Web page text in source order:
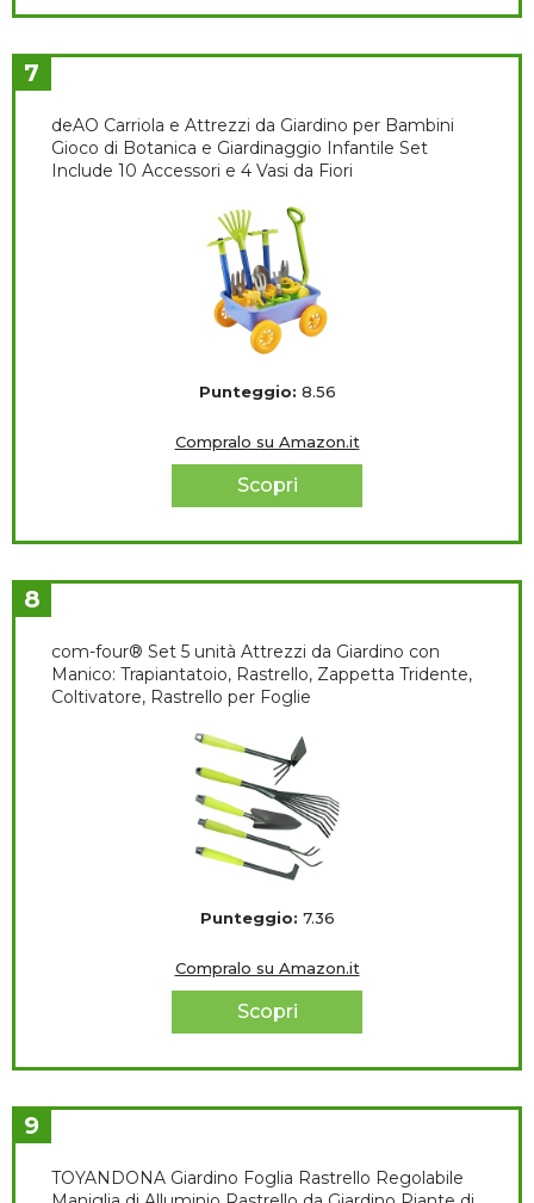
7
deAO Carriola e Attrezzi da Giardino per Bambini
Gioco di Botanica e Giardinaggio Infantile Set
Include 10 Accessori e 4 Vasi da Fiori
Punteggio: 8.56
Compralo su Amazon.it
Scopri
8
com-four® Set 5 unità Attrezzi da Giardino con
Manico: Trapiantatoio, Rastrello, Zappetta Tridente,
Coltivatore, Rastrello per Foglie
Punteggio: 7.36
Compralo su Amazon.it
Scopri
9
TOYANDONA Giardino Foglia Rastrello Regolabile